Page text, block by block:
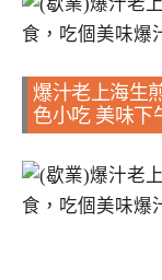
爆汁老上海生
色小吃 美味下